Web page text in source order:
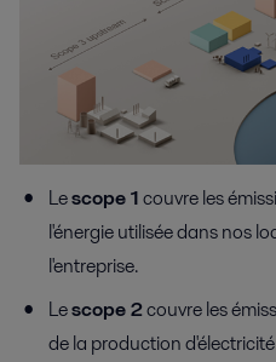
Lescope 1couvre les
l'énergie utilisée dans nos
l'entreprise.
Lescope 2couvre les
de la production